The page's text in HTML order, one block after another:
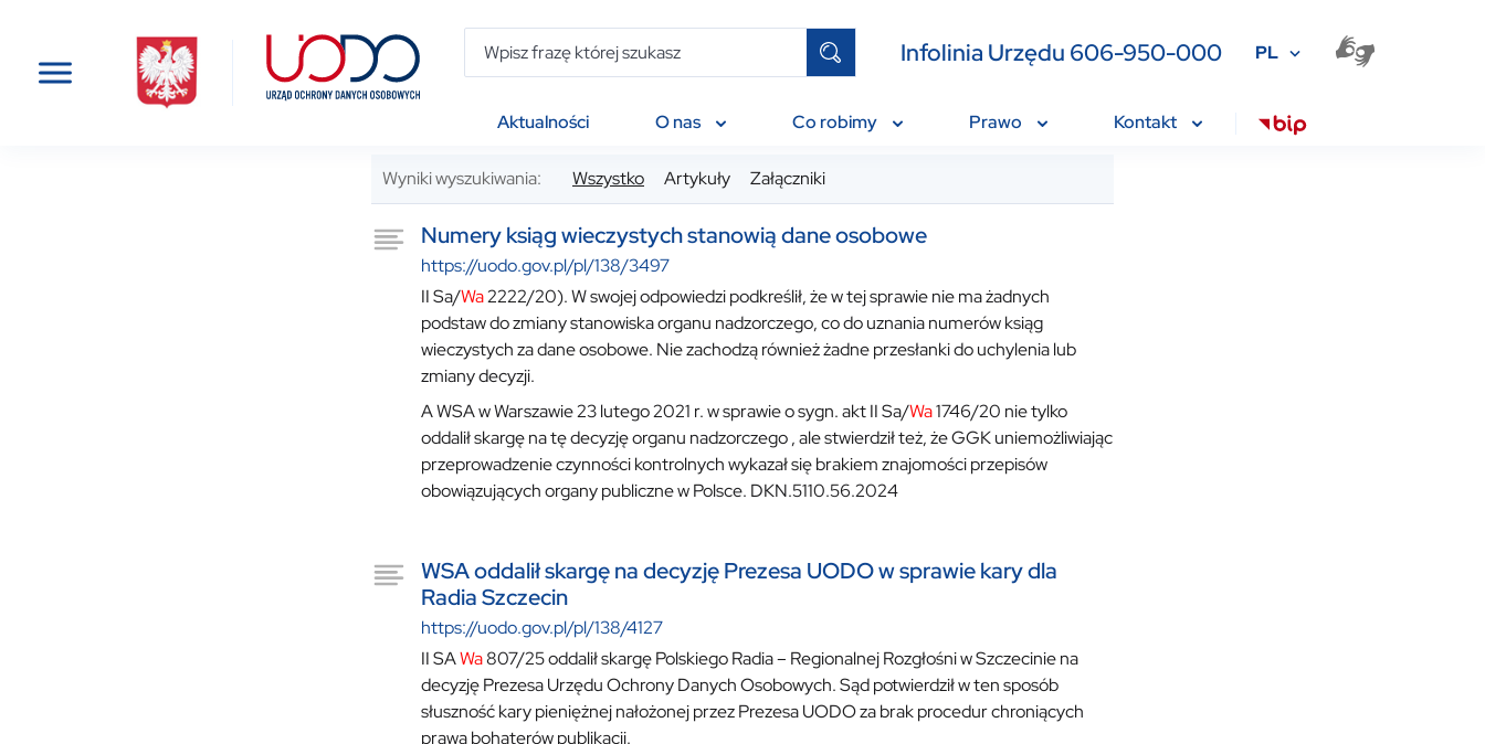
Infolinia Urzędu 606-950-000 PL
Aktualności O nas Co robimy Prawo Kontakt
Wyniki wyszukiwania: Wszystko Artykuły Załączniki
Numery ksiąg wieczystych stanowią dane osobowe
https://uodo.gov.pl/pl/138/3497
II Sa/Wa2222/20). W swojej odpowiedzi podkreślił, że w tej sprawie nie ma żadnych
podstaw do zmiany stanowiska organu nadzorczego, co do uznania numerów ksiąg
wieczystych za dane osobowe. Nie zachodzą również żadne przesłanki do uchylenia lub
zmiany decyzji.
A WSA w Warszawie 23 lutego 2021 r. w sprawie o sygn. akt II Sa/Wa1746/20 nie tylko
oddalił skargę na tę decyzję organu nadzorczego , ale stwierdził też, że GGK uniemożliwiając
przeprowadzenie czynności kontrolnych wykazał się brakiem znajomości przepisów
obowiązujących organy publiczne w Polsce. DKN.5110.56.2024
WSA oddalił skargę na decyzję Prezesa UODO w sprawie kary dla
Radia Szczecin
https://uodo.gov.pl/pl/138/4127
II SAWa807/25 oddalił skargę Polskiego Radia – Regionalnej Rozgłośni w Szczecinie na
decyzję Prezesa Urzędu Ochrony Danych Osobowych. Sąd potwierdził w ten sposób
słuszność kary pieniężnej nałożonej przez Prezesa UODO za brak procedur chroniących
prawa bohaterów publikacji.